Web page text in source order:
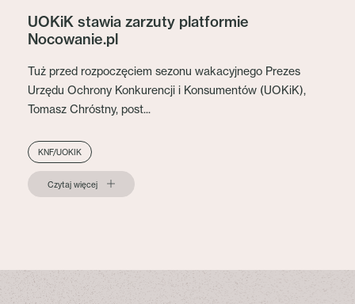
UOKiK stawia zarzuty platformie
Nocowanie.pl
Tuż przed rozpoczęciem sezonu wakacyjnego Prezes
Urzędu Ochrony Konkurencji i Konsumentów (UOKiK),
Tomasz Chróstny, post...
KNF/UOKIK
Czytaj więcej